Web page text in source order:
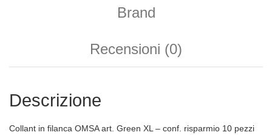
Brand
Recensioni (0)
Descrizione
Collant in filanca OMSA art. Green XL – conf. risparmio 10 pezzi